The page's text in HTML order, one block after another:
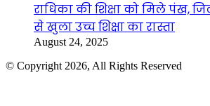
राधिका की शिक्षा को मिले पंख,
से खुला उच्च शिक्षा का रास्ता
August 24, 2025
© Copyright 2026, All Rights Reserved